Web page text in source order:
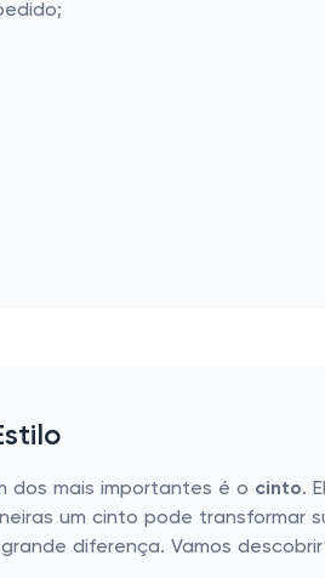
dos mais importantes é o cinto.
um cinto pode transformar
diferença. Vamos